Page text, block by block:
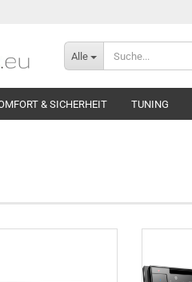
Alle
& SICHERHEIT TUNING